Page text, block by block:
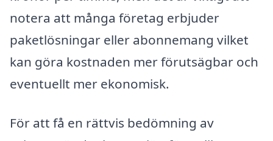
notera att många företag erbjuder
paketlösningar eller abonnemang vilket
kan göra kostnaden mer förutsägbar och
eventuellt mer ekonomisk.
För att få en rättvis bedömning av